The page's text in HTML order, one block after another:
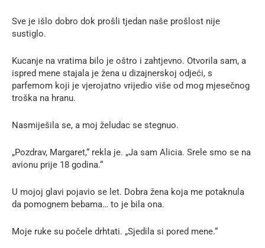
Sve je išlo dobro dok prošli tjedan naše prošlost nije
sustiglo.
Kucanje na vratima bilo je oštro i zahtjevno. Otvorila sam, a
ispred mene stajala je žena u dizajnerskoj odjeći, s
parfemom koji je vjerojatno vrijedio više od mog mjesečnog
troška na hranu.
Nasmiješila se, a moj želudac se stegnuo.
„Pozdrav, Margaret,“ rekla je. „Ja sam Alicia. Srele smo se na
avionu prije 18 godina.“
U mojoj glavi pojavio se let. Dobra žena koja me potaknula
da pomognem bebama… to je bila ona.
Moje ruke su počele drhtati. „Sjedila si pored mene.“